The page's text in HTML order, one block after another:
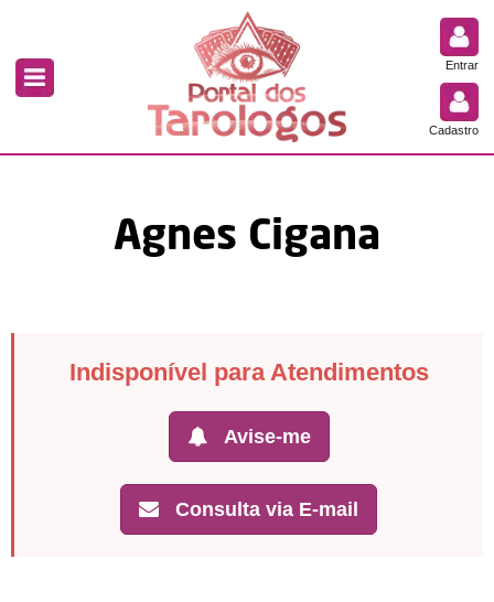
Entrar
Cadastro
Agnes Cigana
Indisponível para Atendimentos
Avise-me
Consulta via E-mail